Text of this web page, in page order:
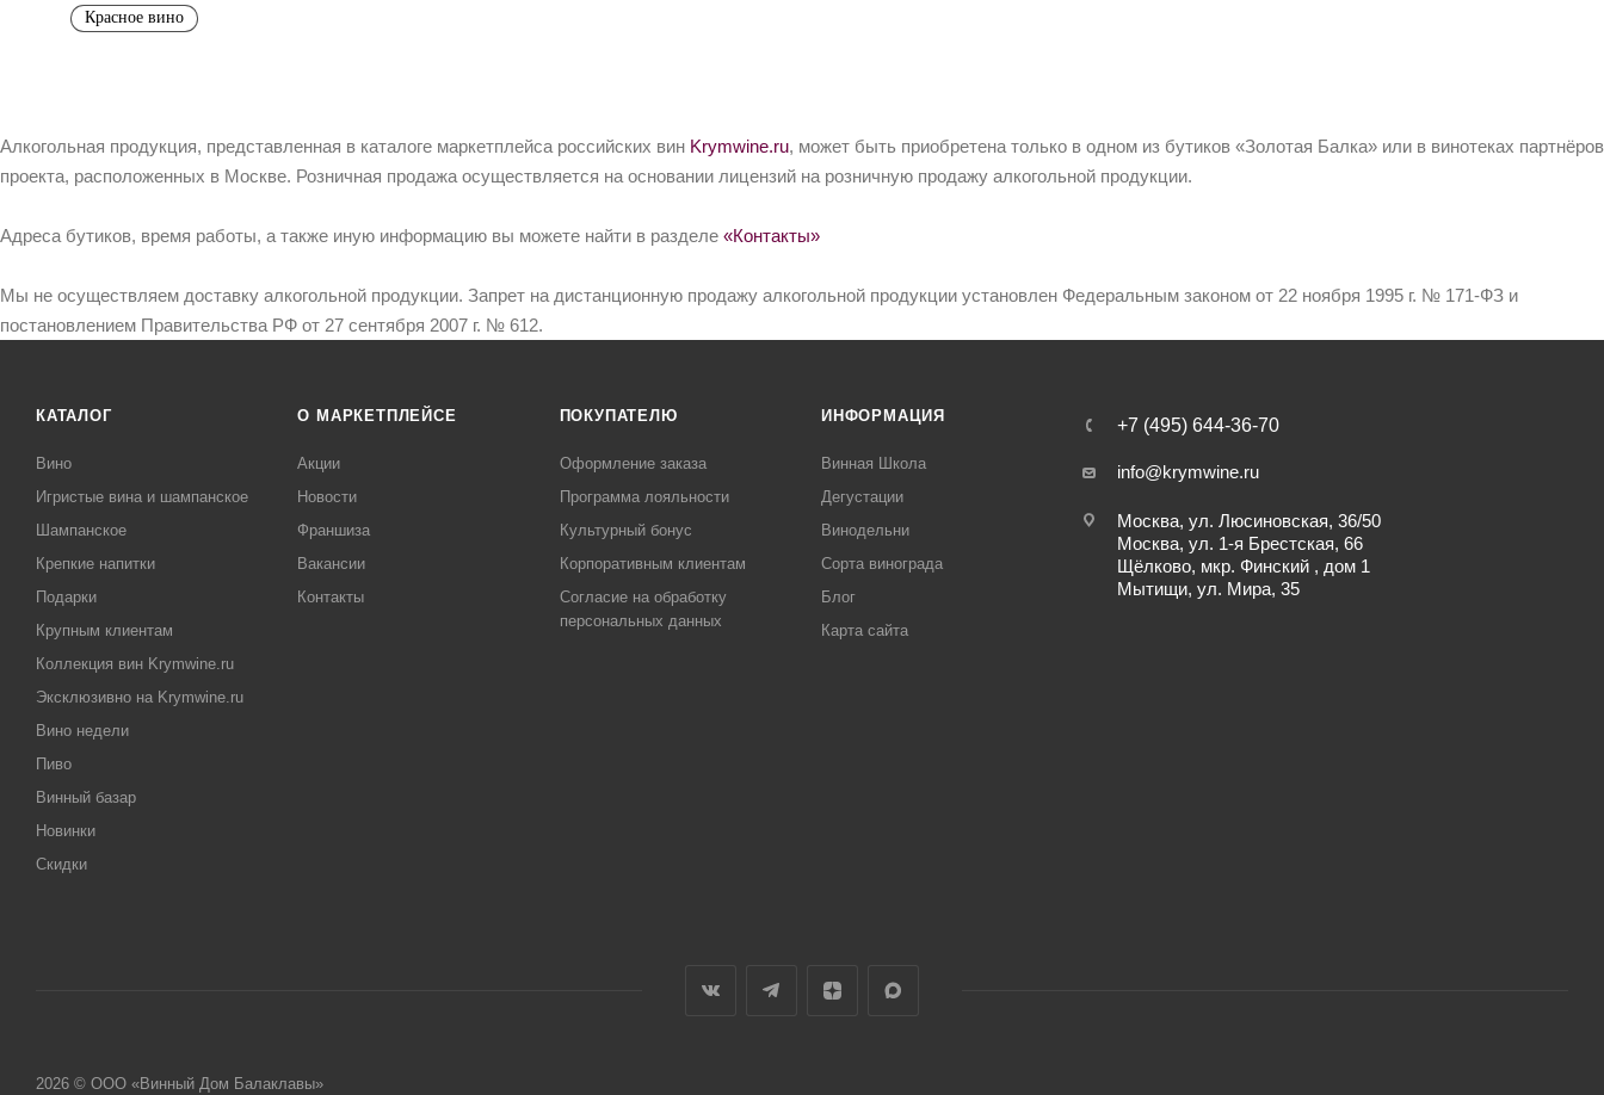
Красное вино
Алкогольная продукция, представленная в каталоге маркетплейса российских вин Krymwine.ru, может быть приобретена только в одном из бутиков «Золотая Балка» или в винотеках партнёров
проекта, расположенных в Москве. Розничная продажа осуществляется на основании лицензий на розничную продажу алкогольной продукции.
Адреса бутиков, время работы, а также иную информацию вы можете найти в разделе «Контакты»
Мы не осуществляем доставку алкогольной продукции. Запрет на дистанционную продажу алкогольной продукции установлен Федеральным законом от 22 ноября 1995 г. № 171-ФЗ и
постановлением Правительства РФ от 27 сентября 2007 г. № 612.
КАТАЛОГ
Вино
Игристые вина и шампанское
Шампанское
Крепкие напитки
Подарки
Крупным клиентам
Коллекция вин Krymwine.ru
Эксклюзивно на Krymwine.ru
Вино недели
Пиво
Винный базар
Новинки
Скидки
О МАРКЕТПЛЕЙСЕ
Акции
Новости
Франшиза
Вакансии
Контакты
ПОКУПАТЕЛЮ
Оформление заказа
Программа лояльности
Культурный бонус
Корпоративным клиентам
Согласие на обработку
персональных данных
ИНФОРМАЦИЯ
Винная Школа
Дегустации
Винодельни
Сорта винограда
Блог
Карта сайта
+7 (495) 644-36-70
info@krymwine.ru
Москва, ул. Люсиновская, 36/50
Москва, ул. 1-я Брестская, 66
Щёлково, мкр. Финский , дом 1
Мытищи, ул. Мира, 35
2026 © ООО «Винный Дом Балаклавы»